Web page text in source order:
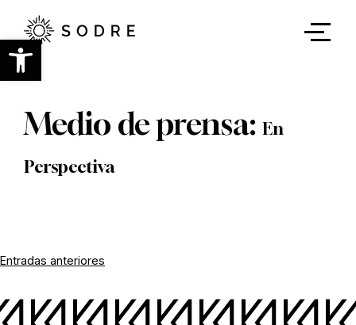
Abrir barra de herramientas
contenido
principal
Medio de prensa: En
Perspectiva
Navegación
de
Entradas anteriores